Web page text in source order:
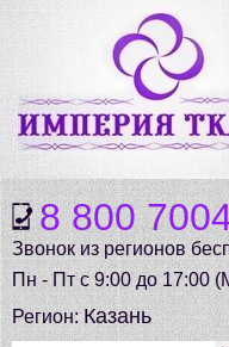
8 800
Звонок из регионов
Пн - Пт с 9:00 до 17:00
Регион:Казань